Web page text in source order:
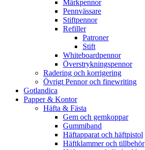
Märkpennor
Pennvässare
Stiftpennor
Refiller
Patroner
Stift
Whiteboardpennor
Överstrykningspennor
Radering och korrigering
Övrigt Pennor och finewriting
Gotlandica
Papper & Kontor
Häfta & Fästa
Gem och gemkoppar
Gummiband
Häftapparat och häftpistol
Häftklammer och tillbehör